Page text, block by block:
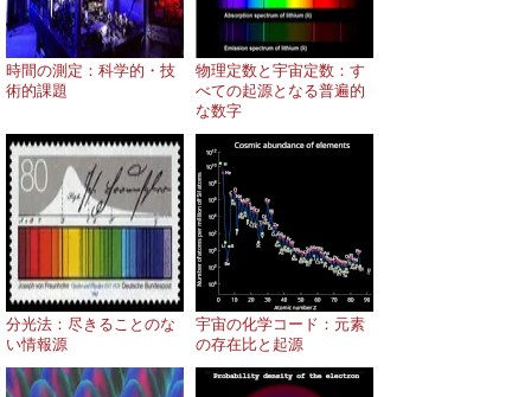
時間の測定：科学的・技
術的課題
物理定数と宇宙定数：す
べての起源となる普遍的
な数字
分光法：尽きることのな
い情報源
宇宙の化学コード：元素
の存在比と起源